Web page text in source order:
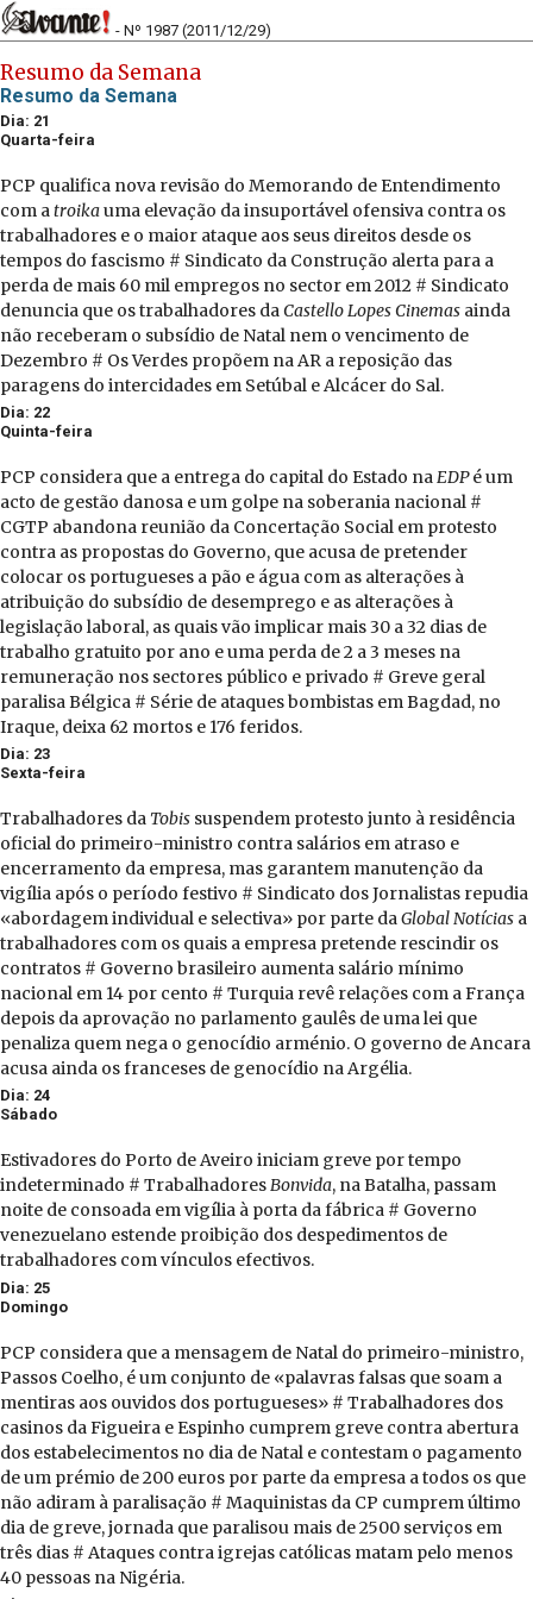
- Nº 1987 (2011/12/29)
Resumo da Semana
Resumo da Semana
Dia: 21
Quarta-feira
PCP qualifica nova revisão do Memorando de Entendimento
com atroikauma elevação da insuportável ofensiva contra os
trabalhadores e o maior ataque aos seus direitos desde os
tempos do fascismo # Sindicato da Construção alerta para a
perda de mais 60 mil empregos no sector em 2012 # Sindicato
denuncia que os trabalhadores daCastello Lopes Cinemas ainda
não receberam o subsídio de Natal nem o vencimento de
Dezembro # Os Verdes propõem na AR a reposição das
paragens do intercidades em Setúbal e Alcácer do Sal.
Dia: 22
Quinta-feira
PCP considera que a entrega do capital do Estado naEDPé um
acto de gestão danosa e um golpe na soberania nacional #
CGTP abandona reunião da Concertação Social em protesto
contra as propostas do Governo, que acusa de pretender
colocar os portugueses a pão e água com as alterações à
atribuição do subsídio de desemprego e as alterações à
legislação laboral, as quais vão implicar mais 30 a 32 dias de
trabalho gratuito por ano e uma perda de 2 a 3 meses na
remuneração nos sectores público e privado # Greve geral
paralisa Bélgica # Série de ataques bombistas em Bagdad, no
Iraque, deixa 62 mortos e 176 feridos.
Dia: 23
Sexta-feira
Trabalhadores da Tobis suspendem protesto junto à residência
oficial do primeiro-ministro contra salários em atraso e
encerramento da empresa, mas garantem manutenção da
vigília após o período festivo # Sindicato dos Jornalistas repudia
«abordagem individual e selectiva» por parte daGlobal Notícias a
trabalhadores com os quais a empresa pretende rescindir os
contratos # Governo brasileiro aumenta salário mínimo
nacional em 14 por cento # Turquia revê relações com a França
depois da aprovação no parlamento gaulês de uma lei que
penaliza quem nega o genocídio arménio. O governo de Ancara
acusa ainda os franceses de genocídio na Argélia.
Dia: 24
Sábado
Estivadores do Porto de Aveiro iniciam greve por tempo
indeterminado # TrabalhadoresBonvida, na Batalha, passam
noite de consoada em vigília à porta da fábrica # Governo
venezuelano estende proibição dos despedimentos de
trabalhadores com vínculos efectivos.
Dia: 25
Domingo
PCP considera que a mensagem de Natal do primeiro-ministro,
Passos Coelho, é um conjunto de «palavras falsas que soam a
mentiras aos ouvidos dos portugueses» # Trabalhadores dos
casinos da Figueira e Espinho cumprem greve contra abertura
dos estabelecimentos no dia de Natal e contestam o pagamento
de um prémio de 200 euros por parte da empresa a todos os que
não adiram à paralisação # Maquinistas da CP cumprem último
dia de greve, jornada que paralisou mais de 2500 serviços em
três dias # Ataques contra igrejas católicas matam pelo menos
40 pessoas na Nigéria.